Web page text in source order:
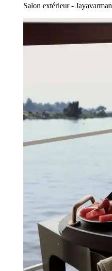
Salon extérieur - Jayavarman